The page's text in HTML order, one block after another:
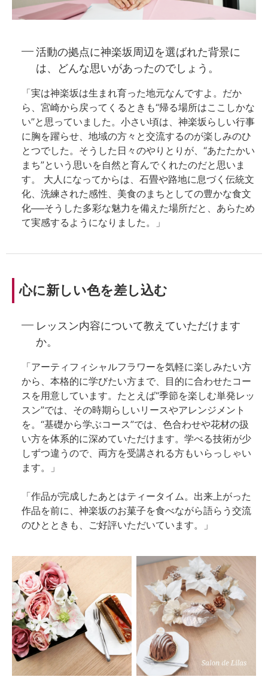
活動の拠点に神楽坂周辺を選ばれた背景に
は、どんな思いがあったのでしょう。
「実は神楽坂は生まれ育った地元なんですよ。だか
ら、宮崎から戻ってくるときも“帰る場所はここしかな
い”と思っていました。小さい頃は、神楽坂らしい行事
に胸を躍らせ、地域の方々と交流するのが楽しみのひ
とつでした。そうした日々のやりとりが、“あたたかい
まち”という思いを自然と育んでくれたのだと思いま
す。 大人になってからは、石畳や路地に息づく伝統文
化、洗練された感性、美食のまちとしての豊かな食文
化──そうした多彩な魅力を備えた場所だと、あらため
て実感するようになりました。」
心に新しい色を差し込む
レッスン内容について教えていただけます
か。
「アーティフィシャルフラワーを気軽に楽しみたい方
から、本格的に学びたい方まで、目的に合わせたコー
スを用意しています。たとえば“季節を楽しむ単発レッ
スン”では、その時期らしいリースやアレンジメント
を。“基礎から学ぶコース”では、色合わせや花材の扱
い方を体系的に深めていただけます。学べる技術が少
しずつ違うので、両方を受講される方もいらっしゃい
ます。」
「作品が完成したあとはティータイム。出来上がった
作品を前に、神楽坂のお菓子を食べながら語らう交流
のひとときも、ご好評いただいています。」